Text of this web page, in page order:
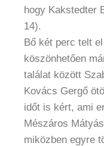
hogy Kakstedter
14).
Bő két perc telt
köszönhetően
találat között
Kovács Gergő
időt is kért, ami
Mészáros
miközben egyre